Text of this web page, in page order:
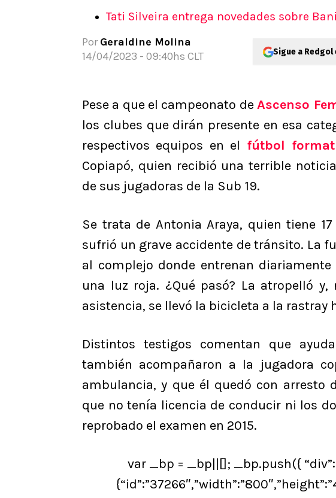
Pronósticos
Tati Silveira entrega novedades sobre
Por Geraldine Molina
14/04/2023 - 09:40hs CLT
Sigue a Redgol
Pese a que el campeonato deAscenso
los clubes que dirán presente en esa
respectivos equipos en el fútbol
Copiapó, quien recibió una terrible
de sus jugadoras de la Sub 19.
Se trata de Antonia Araya, quien tiene
sufrió un grave accidente de tránsito. La
al complejo donde entrenan
una luz roja. ¿Qué pasó? La atropelló
asistencia, se llevó la bicicleta a la rastray
Distintos testigos comentan que
también acompañaron a la jugadora
ambulancia, y que él quedó con arresto
que no tenía licencia de conducir ni los
reprobado el examen en 2015.
var _bp = _bp||[]; _bp.push({ “div”: